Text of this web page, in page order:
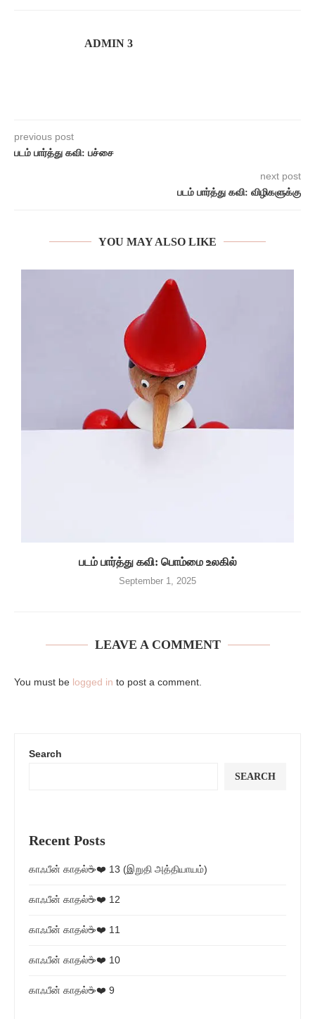
ADMIN 3
previous post
படம் பார்த்து கவி: பச்சை
next post
படம் பார்த்து கவி: விழிகளுக்கு
YOU MAY ALSO LIKE
படம் பார்த்து கவி: பொம்மை உலகில்
September 1, 2025
LEAVE A COMMENT
You must be logged in to post a comment.
Search
SEARCH
Recent Posts
காஃபீன் காதல்☕❤️ 13 (இறுதி அத்தியாயம்)
காஃபீன் காதல்☕❤️ 12
காஃபீன் காதல்☕❤️ 11
காஃபீன் காதல்☕❤️ 10
காஃபீன் காதல்☕❤️ 9